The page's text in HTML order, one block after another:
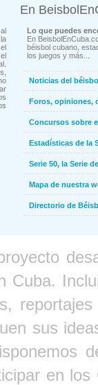
En
Lo que puedes
En
béisbol cubano,
los juegos y más...
Noticias del
Foros, opiniones,
Concursos sobre
Estadísticas de la
Serie 50, la Serie
Mapa de nuestra
Directorio de
Cuba.
sus
en